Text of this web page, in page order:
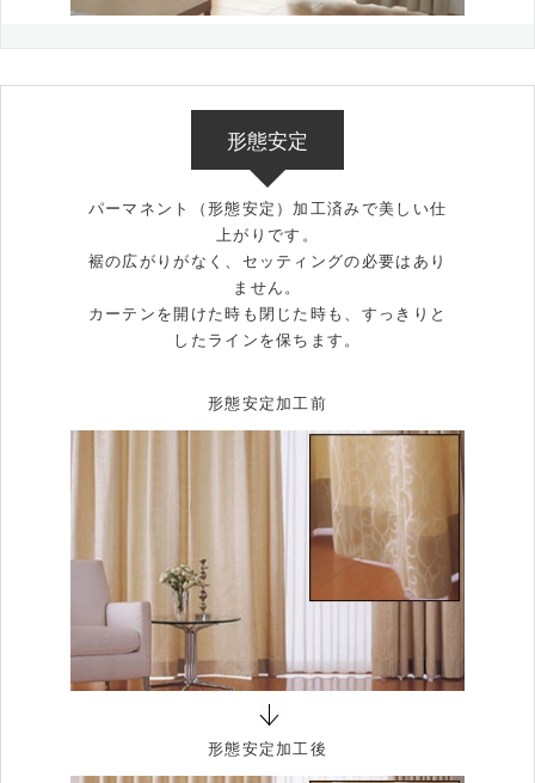
形態安定
パーマネント（形態安定）加工済みで美しい仕
上がりです。
裾の広がりがなく、セッティングの必要はあり
ません。
カーテンを開けた時も閉じた時も、すっきりと
したラインを保ちます。
形態安定加工前
形態安定加工後